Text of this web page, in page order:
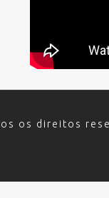
os direitos